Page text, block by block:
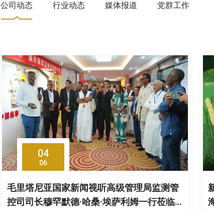
公司动态 行业动态 媒体报道 党群工作
04
06
毛里塔尼亚国家新闻视听高级管理局监测管
控司司长穆罕默德·哈桑·埃萨利姆一行莅临